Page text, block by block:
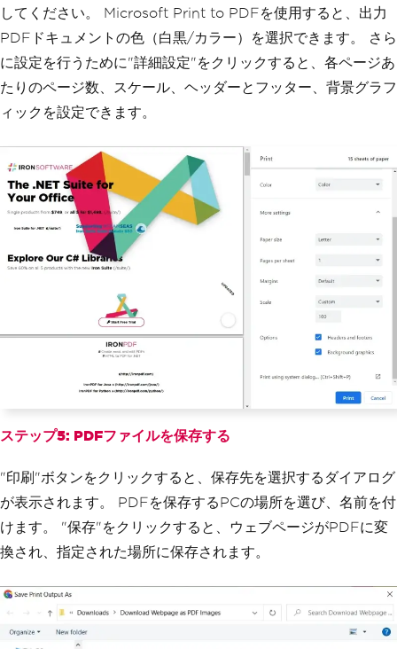
してください。 Microsoft Print to PDFを使用すると、出力
PDFドキュメントの色（白黒/カラー）を選択できます。 さら
に設定を行うために"詳細設定"をクリックすると、各ページあ
たりのページ数、スケール、ヘッダーとフッター、背景グラフ
ィックを設定できます。
ステップ5: PDFファイルを保存する
"印刷"ボタンをクリックすると、保存先を選択するダイアログ
が表示されます。 PDFを保存するPCの場所を選び、名前を付
けます。 "保存"をクリックすると、ウェブページがPDFに変
換され、指定された場所に保存されます。